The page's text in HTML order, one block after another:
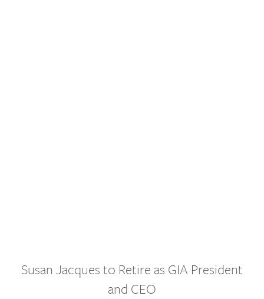
Susan Jacques to Retire as GIA President
and CEO